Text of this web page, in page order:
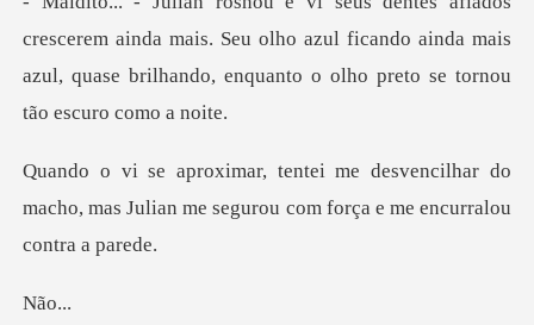
m ainda mais. Seu olho azul ficando ainda mais
azul, quase bril
encilhar do
macho, mas Julian me segurou
ão